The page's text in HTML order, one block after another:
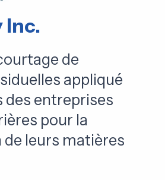
Inc.
de
appliqué
des entreprises
pour la
leurs matières